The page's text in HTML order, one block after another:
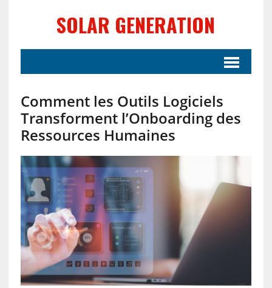
SOLAR GENERATION
Comment les Outils Logiciels
Transforment l’Onboarding des
Ressources Humaines